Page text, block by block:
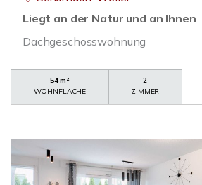
Liegt an der Natur und an Ihnen
Dachgeschosswohnung
54 m²
WOHNFLÄCHE
2
ZIMMER